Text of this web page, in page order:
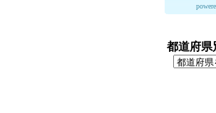
都道府県